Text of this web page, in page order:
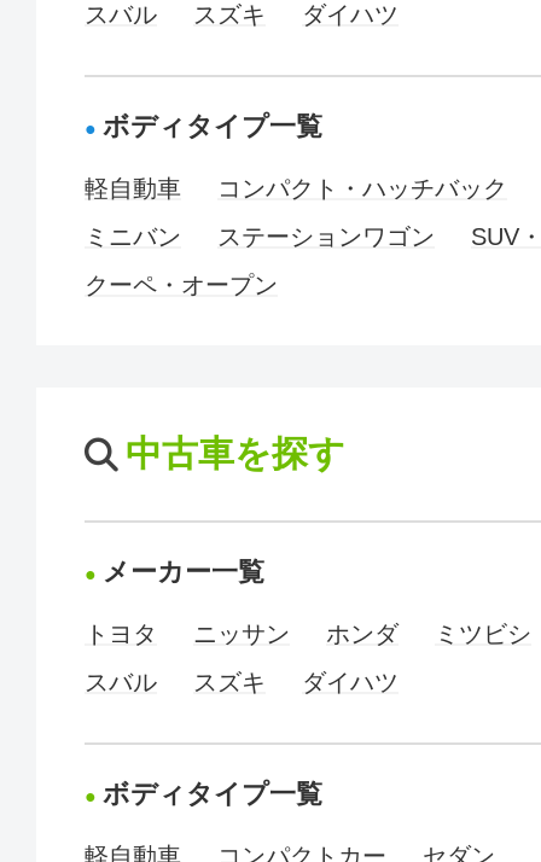
スバル
スズキ ダイハツ
ボディタイプ一覧
軽自動車
コンパクト・ハッチバック
ミニバン
ステーションワゴン
SUV
クーペ・オープン
中古車を探す
メーカー一覧
トヨタ ニッサン ホンダ
ミツビシ
スバル
スズキ ダイハツ
ボディタイプ一覧
軽自動車 コンパクトカー
セダン